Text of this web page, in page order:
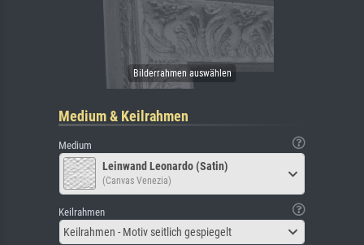
Medium & Keilrahmen
Medium
Leinwand Leonardo (Satin)
(Canvas Venezia)
Keilrahmen
Keilrahmen - Motiv seitlich gespiegelt